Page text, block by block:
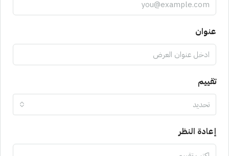
عنوان
تقييم
تحديد
إعادة النظر